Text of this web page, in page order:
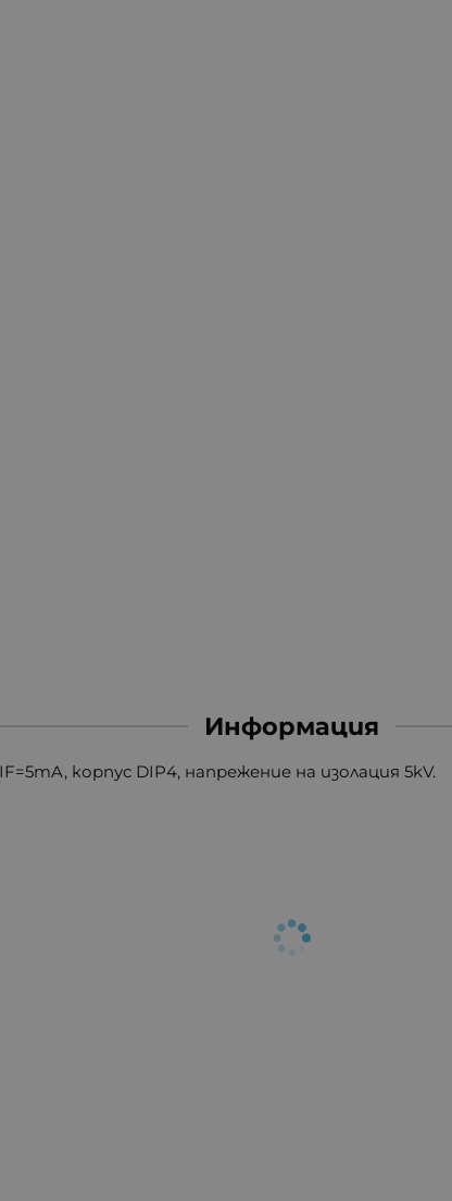
Информация
корпус DIP4, напрежение на изолация 5kV.